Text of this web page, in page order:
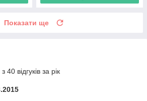
Показати ще
40 відгуків за рік